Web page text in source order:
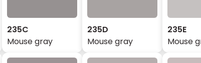
235C
Mouse gray
235D
Mouse gray
235E
Mouse